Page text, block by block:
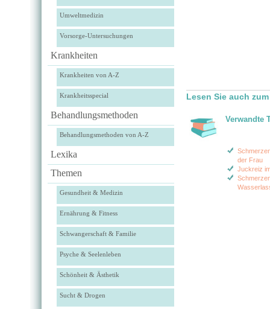
Umweltmedizin
Vorsorge-Untersuchungen
Krankheiten
Krankheiten von A-Z
Krankheitsspecial
Behandlungsmethoden
Behandlungsmethoden von A-Z
Lexika
Themen
Gesundheit & Medizin
Ernährung & Fitness
Schwangerschaft & Familie
Psyche & Seelenleben
Schönheit & Ästhetik
Sucht & Drogen
Lesen Sie auch
Verwandte
der Frau
Juckreiz